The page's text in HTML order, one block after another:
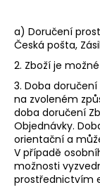
a) Doručení
Česká pošta,
2. Zboží je
3. Doba
na zvoleném
doba doručení
Objednávky.
orientační a
V případě
možnosti
prostřednictvím